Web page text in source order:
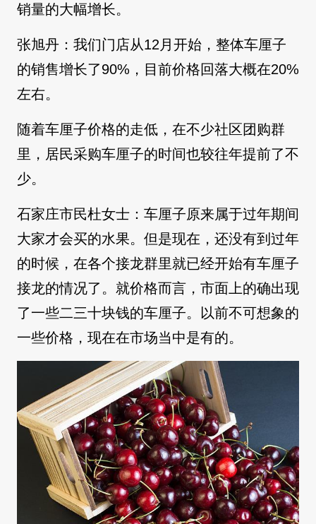
销量的大幅增长。
张旭丹：我们门店从12月开始，整体车厘子
的销售增长了90%，目前价格回落大概在20%
左右。
随着车厘子价格的走低，在不少社区团购群
里，居民采购车厘子的时间也较往年提前了不
少。
石家庄市民杜女士：车厘子原来属于过年期间
大家才会买的水果。但是现在，还没有到过年
的时候，在各个接龙群里就已经开始有车厘子
接龙的情况了。就价格而言，市面上的确出现
了一些二三十块钱的车厘子。以前不可想象的
一些价格，现在在市场当中是有的。